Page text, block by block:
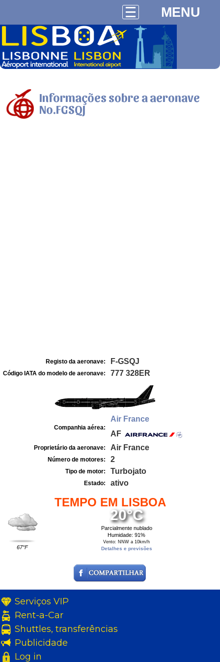
MENU
Informações sobre a aeronave
No.FGSQJ
Registo da aeronave: F-GSQJ
Código IATA do modelo de aeronave: 777 328ER
Companhia aérea:
Air France
AF
Proprietário da aeronave: Air France
Número de motores: 2
Tipo de motor: Turbojato
Estado: ativo
TEMPO EM LISBOA
67°F
20°C
Parcialmente nublado
Humidade: 91%
Vento: NNW a 10km/h
Detalhes e previsões
Serviços VIP
Rent-a-Car
Shuttles, transferências
Publicidade
Log in